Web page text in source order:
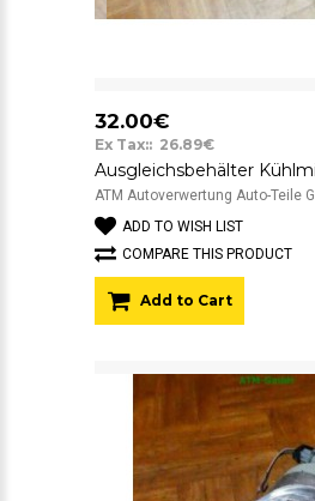
32.00€
Ex Tax:: 26.89€
ATM Autoverwertung Auto-Teile
ADD TO WISH LIST
COMPARE THIS PRODUCT
Add to Cart